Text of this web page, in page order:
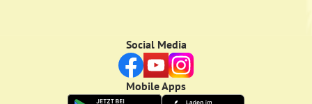
Social Media
Mobile Apps